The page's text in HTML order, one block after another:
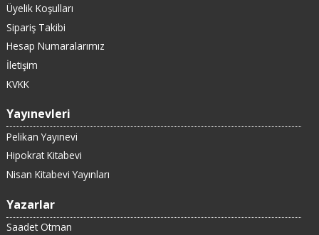
Üyelik Koşulları
Sipariş Takibi
Hesap Numaralarımız
İletişim
KVKK
Yayınevleri
Pelikan Yayınevi
Hipokrat Kitabevi
Nisan Kitabevi Yayınları
Yazarlar
Saadet Otman